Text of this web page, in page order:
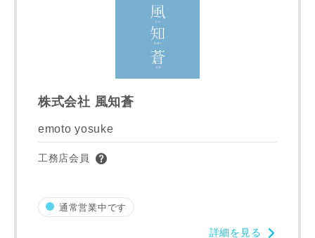
株式会社 風知蒼
emoto yosuke
工務店会員
通常営業中です
詳細を見る
建築予定地